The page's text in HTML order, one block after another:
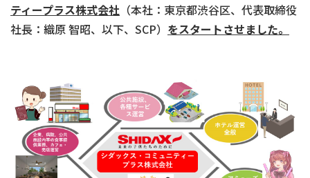
ティープラス株式会社 （本社：東京都渋谷区、代表取締役
社長：織原 智昭、以下、SCP） をスタートさせました。